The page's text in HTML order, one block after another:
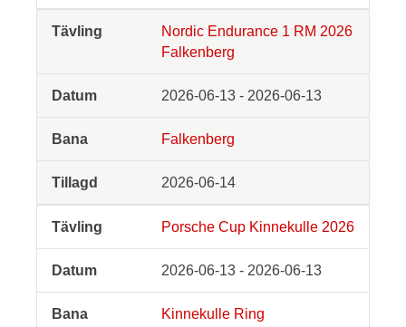
Nordic Endurance 1 RM 2026
Falkenberg
2026-06-13 - 2026-06-13
Falkenberg
2026-06-14
Porsche Cup Kinnekulle 2026
2026-06-13 - 2026-06-13
Kinnekulle Ring